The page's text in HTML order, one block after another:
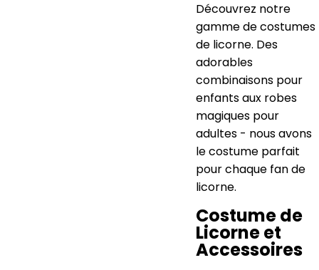
Découvrez notre
gamme de costumes
de licorne. Des
adorables
combinaisons pour
enfants aux robes
magiques pour
adultes - nous avons
le costume parfait
pour chaque fan de
licorne.
Costume de
Licorne et
Accessoires